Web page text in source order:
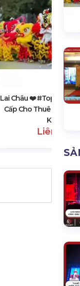
Lai Châu ❤️️ #top10 Dịch
Cấp Cho Thuê Lân Sư
Kiện
Liên hệ